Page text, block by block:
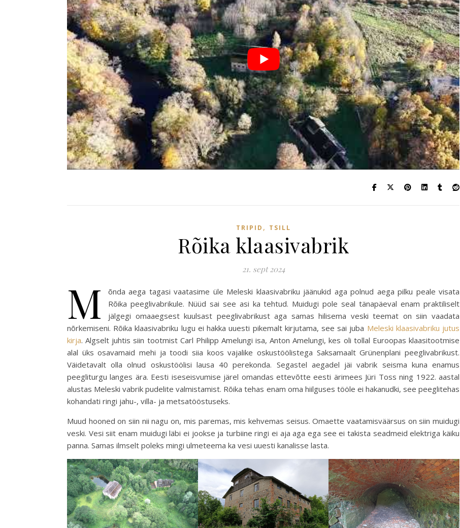
TRIPID , TSILL
Rõika klaasivabrik
21. sept 2024
M
õnda aega tagasi vaatasime üle Meleski klaasivabriku jäänukid aga polnud aega pilku peale visata
Rõika peeglivabrikule. Nüüd sai see asi ka tehtud. Muidugi pole seal tänapäeval enam praktiliselt
jälgegi omaaegsest kuulsast peeglivabrikust aga samas hilisema veski teemat on siin vaadata
nõrkemiseni. Rõika klaasivabriku lugu ei hakka uuesti pikemalt kirjutama, see sai juba Meleski klaasivabriku jutus
kirja. Algselt juhtis siin tootmist Carl Philipp Amelungi isa, Anton Amelungi, kes oli tollal Euroopas klaasitootmise
alal üks osavamaid mehi ja toodi siia koos vajalike oskustöölistega Saksamaalt Grünenplani peeglivabrikust.
Väidetavalt olla olnud oskustöölisi lausa 40 perekonda. Segastel aegadel jäi vabrik seisma kuna enamus
peegliturgu langes ära. Eesti iseseisvumise järel omandas ettevõtte eesti ärimees Jüri Toss ning 1922. aastal
alustas Meleski vabrik pudelite valmistamist. Rõika tehas enam oma hiilguses tööle ei hakanudki, see peeglitehas
kohandati ringi jahu-, villa- ja metsatööstuseks.
Muud hooned on siin nii nagu on, mis paremas, mis kehvemas seisus. Omaette vaatamisväärsus on siin muidugi
veski. Vesi siit enam muidugi läbi ei jookse ja turbiine ringi ei aja aga ega see ei takista seadmeid elektriga käiku
panna. Samas ilmselt poleks mingi ulmeteema ka vesi uuesti kanalisse lasta.